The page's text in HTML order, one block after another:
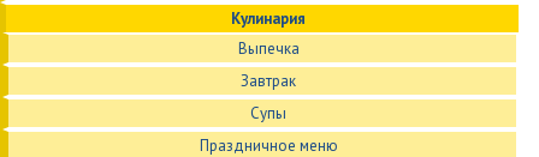
Кулинария
Выпечка
Завтрак
Супы
Праздничное меню